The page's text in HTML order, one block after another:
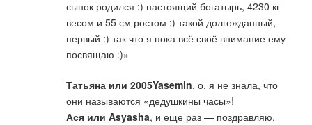
сынок родился :) настоящий богатырь, 4230 кг
весом и 55 см ростом :) такой долгожданный,
первый :) так что я пока всё своё внимание ему
посвящаю :)»
Татьяна или 2005Yasemin, о, я не знала, что
они называются «дедушкины часы»!
Ася или Asyasha, и еще раз — поздравляю,